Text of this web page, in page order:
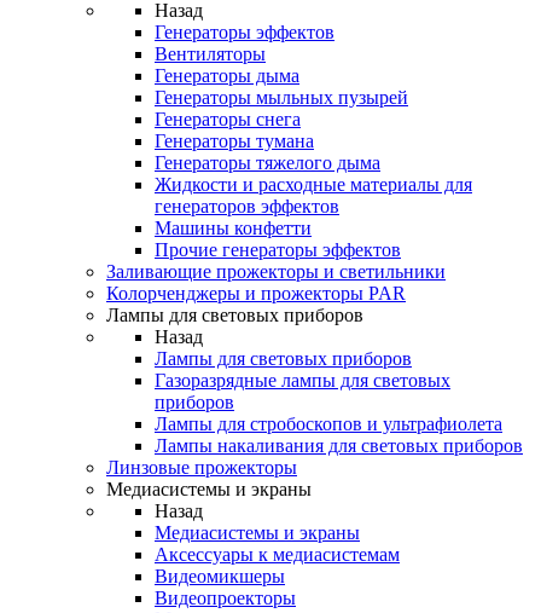
Назад
Генераторы эффектов
Вентиляторы
Генераторы дыма
Генераторы мыльных пузырей
Генераторы снега
Генераторы тумана
Генераторы тяжелого дыма
Жидкости и расходные материалы для
генераторов эффектов
Машины конфетти
Прочие генераторы эффектов
Заливающие прожекторы и светильники
Колорченджеры и прожекторы PAR
Лампы для световых приборов
Назад
Лампы для световых приборов
Газоразрядные лампы для световых
приборов
Лампы для стробоскопов и ультрафиолета
Лампы накаливания для световых приборов
Линзовые прожекторы
Медиасистемы и экраны
Назад
Медиасистемы и экраны
Аксессуары к медиасистемам
Видеомикшеры
Видеопроекторы